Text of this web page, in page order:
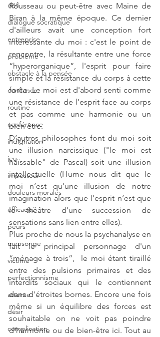
défi
dialogue socratique
entreprise
problème
obstacle à la pensée
confiance
routine
conférence
indignation
jeu
imposteur
douleurs morales
efficacité
peurs
mensonge
victime
perfectionnisme
attente
désir
complication
Rousseau ou peut-être avec Maine de
Biran à la même époque. Ce dernier
d'ailleurs avait une conception fort
intéressante du moi : c'est le point de
rencontre, la résultante entre une force
“hyperorganique”, l'esprit pour faire
simple et la résistance du corps à cette
force. Le moi est d'abord senti comme
une résistance de l’esprit face au corps
et pas comme une harmonie ou un
bien être.
D’autres philosophes font du moi soit
une illusion narcissique ("le moi est
haïssable" de Pascal) soit une illusion
intellectuelle (Hume nous dit que le
moi n’est qu’une illusion de notre
imagination alors que l’esprit n’est que
le théâtre d’une succession de
sensations sans lien entre elles).
Plus proche de nous la psychanalyse en
fait le principal personnage d'un
“ménage à trois”,  le moi étant tiraillé
entre des pulsions primaires et des
interdits sociaux qui le contiennent
dans d'étroites bornes. Encore une fois
même si un équilibre des forces est
souhaitable on ne voit pas poindre
d'harmonie ou de bien-être ici. Tout au